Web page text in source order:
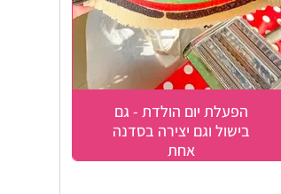
הפעלת יום הולדת - גם
בישול וגם יצירה בסדנה
אחת